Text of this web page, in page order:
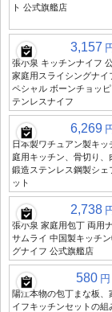
ト 公式旗艦店
3,157
張小泉 キッチンナイフ
家庭用スライシングナイ
ペシャル ボーンチョッ
テンレスナイフ
6,269
日本製ワチュアン製キッ
庭用キッチン、骨切り、
鍛造ステンレス鋼製シェ
ット
2,738
張小泉 家庭用包丁 両用
サムライ 中国製キッチ
グナイフ 公式旗艦店
580 円
陽江本物の包丁まな板、
イフキッチンセットの組